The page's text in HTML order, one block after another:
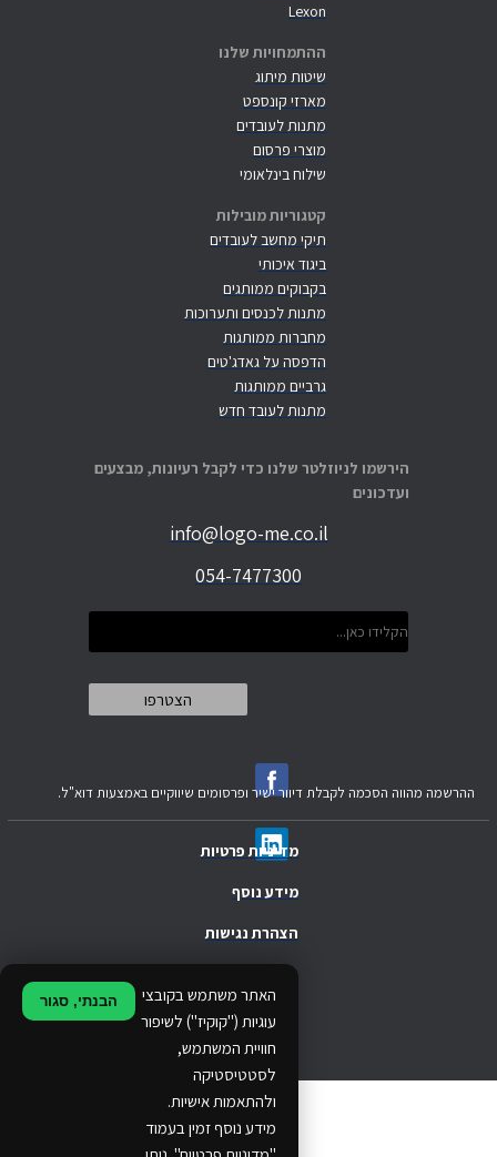
Lexon
ההתמחויות שלנו
שיטות מיתוג
מארזי קונספט
מתנות לעובדים
מוצרי פרסום
שילוח בינלאומי
קטגוריות מובילות
תיקי מחשב לעובדים
ביגוד איכותי
בקבוקים ממותגים
מתנות לכנסים ותערוכות
מחברות ממותגות
הדפסה על גאדג'טים
גרביים ממותגות
מתנות לעובד חדש
הירשמו לניוזלטר שלנו כדי לקבל רעיונות, מבצעים
ועדכונים
info@logo-me.co.il
054-7477300
מדיניות פרטיות
האתר משתמש בקובצי
עוגיות ("קוקיז") לשיפור
חוויית המשתמש,
לסטטיסטיקה
ולהתאמות אישיות.
מידע נוסף זמין בעמוד
הבנתי, סגור
מידע נוסף
.
הצהרת נגישות
ההרשמה מהווה הסכמה לקבלת דיוור ישיר ופרסומים שיווקיים באמצעות דוא"ל.
© 2024 Ethos Business. All rights reserved.